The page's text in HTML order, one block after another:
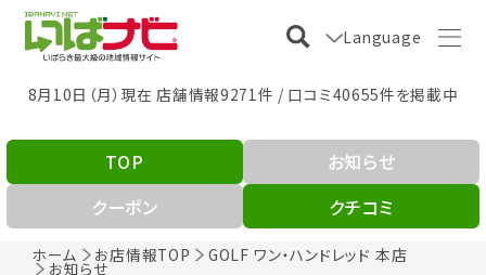
Language
8月10日（月）現在 店舗情報9271件 / 口コミ40655件を掲載中
ホーム お店情報TOP GOLF ワン・ハンドレッド 本店
お知らせ
TOP
お知らせ
クーポン
クチコミ